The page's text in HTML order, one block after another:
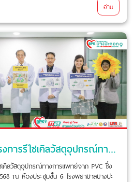
อ่าน
งาน Kick Off โครงการรีไซเคิลวัสดุอุปกรณ์ทางการแพทย์จาก PVC
คิลวัสดุอุปกรณ์ทางการแพทย์จาก PVC ซึ่ง
ณ ห้องประชุมชั้น 6 โรงพยาบาลบางปะ